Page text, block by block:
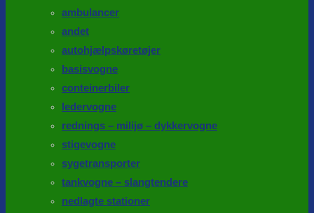
ambulancer
andet
autohjælpskøretøjer
basisvogne
conteinerbiler
ledervogne
rednings – milijø – dykkervogne
stigevogne
sygetransporter
tankvogne – slangtendere
nedlagte stationer